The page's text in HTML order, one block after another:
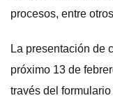
procesos, entre
La presentación de
próximo 13 de
través del